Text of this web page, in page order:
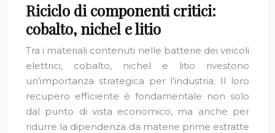
Riciclo di componenti critici:
cobalto, nichel e litio
Tra i materiali contenuti nelle batterie dei veicoli
elettrici, cobalto, nichel e litio rivestono
un’importanza strategica per l’industria. Il loro
recupero efficiente è fondamentale non solo
dal punto di vista economico, ma anche per
ridurre la dipendenza da materie prime estratte